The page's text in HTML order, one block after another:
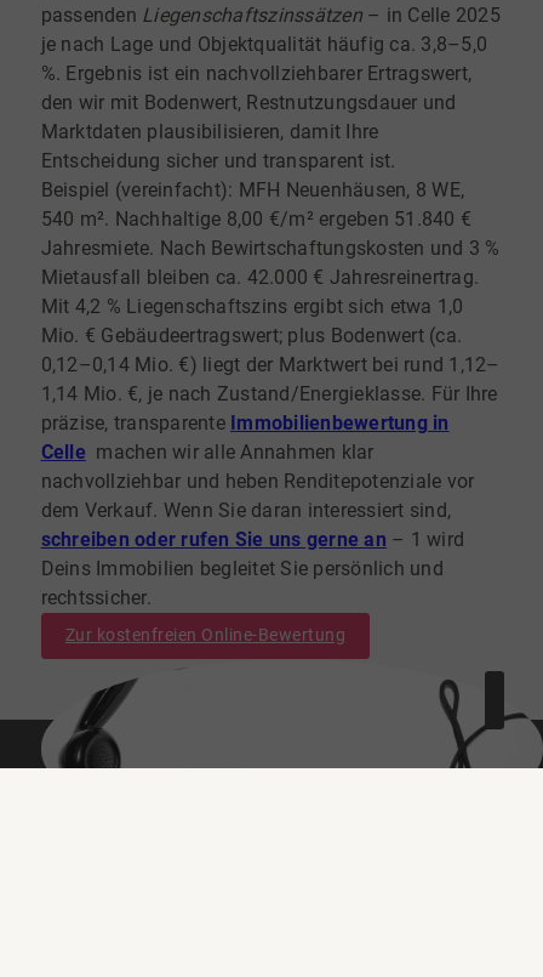
passenden Liegenschaftszinssätzen– in Celle 2025
je nach Lage und Objektqualität häufig ca. 3,8–5,0
%. Ergebnis ist ein nachvollziehbarer Ertragswert,
den wir mit Bodenwert, Restnutzungsdauer und
Marktdaten plausibilisieren, damit Ihre
Entscheidung sicher und transparent ist.
Beispiel (vereinfacht): MFH Neuenhäusen, 8 WE,
540 m². Nachhaltige 8,00 €/m² ergeben 51.840 €
Jahresmiete. Nach Bewirtschaftungskosten und 3 %
Mietausfall bleiben ca. 42.000 € Jahresreinertrag.
Mit 4,2 % Liegenschaftszins ergibt sich etwa 1,0
Mio. € Gebäudeertragswert; plus Bodenwert (ca.
0,12–0,14 Mio. €) liegt der Marktwert bei rund 1,12–
1,14 Mio. €, je nach Zustand/Energieklasse. Für Ihre
präzise, transparente Immobilienbewertung in
Celle machen wir alle Annahmen klar
nachvollziehbar und heben Renditepotenziale vor
dem Verkauf. Wenn Sie daran interessiert sind,
schreiben oder rufen Sie uns gerne an – 1 wird
Deins Immobilien begleitet Sie persönlich und
rechtssicher.
Zur kostenfreien Online-Bewertung